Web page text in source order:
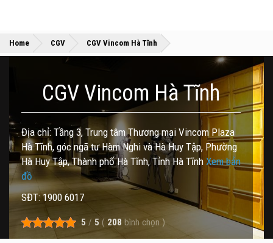
Home »
CGV »
CGV Vincom Hà Tĩnh
CGV Vincom Hà Tĩnh
Địa chỉ: Tầng 3, Trung tâm Thương mại Vincom Plaza
Hà Tĩnh, góc ngã tư Hàm Nghi và Hà Huy Tập, Phường
Hà Huy Tập, Thành phố Hà Tĩnh, Tỉnh Hà Tĩnh Xem bản
đồ
SĐT: 1900 6017
5 / 5 ( 208 bình chọn )